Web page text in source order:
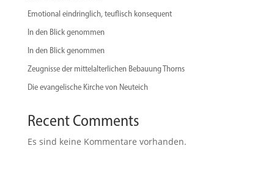
Emotional eindringlich, teuflisch konsequent
In den Blick genommen
In den Blick genommen
Zeugnisse der mittelalterlichen Bebauung Thorns
Die evangelische Kirche von Neuteich
Recent Comments
Es sind keine Kommentare vorhanden.